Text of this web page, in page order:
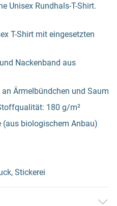
Unisex Rundhals-T-Shirt.
T-Shirt mit eingesetzten
Nackenband aus
Ärmelbündchen und Saum
180 g/m²
(aus biologischem Anbau)
Stickerei